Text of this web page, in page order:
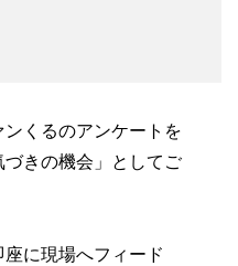
くるのアンケートを
きの機会」としてご
に現場へフィード